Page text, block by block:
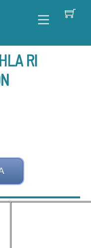
Menu
RI